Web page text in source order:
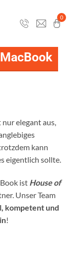
0
elegant aus,
kann
eigentlich sollte.
ist House of
Unser Team
kompetent und
!